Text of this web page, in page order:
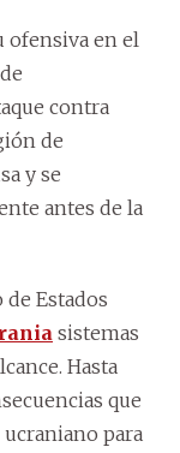
ofensiva en el
contra
de
y se
antes de la
Estados
sistemas
Hasta
que
para